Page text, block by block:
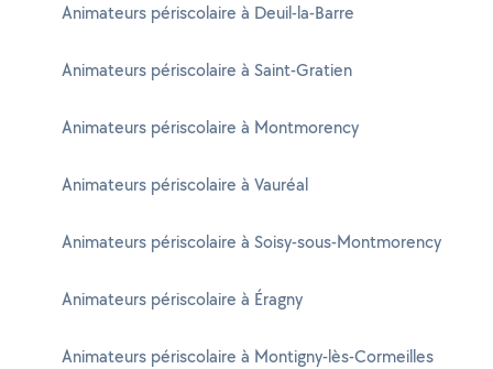
Animateurs périscolaire à Deuil-la-Barre
Animateurs périscolaire à Saint-Gratien
Animateurs périscolaire à Montmorency
Animateurs périscolaire à Vauréal
Animateurs périscolaire à Soisy-sous-Montmorency
Animateurs périscolaire à Éragny
Animateurs périscolaire à Montigny-lès-Cormeilles